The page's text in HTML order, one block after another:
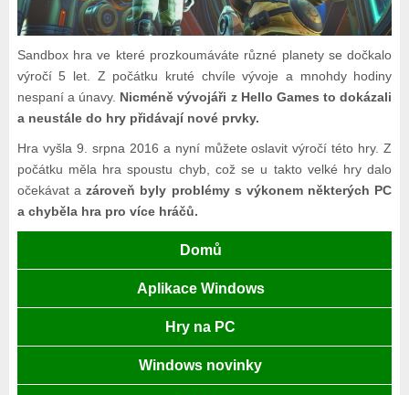
Sandbox hra ve které prozkoumáváte různé planety se dočkalo
výročí 5 let. Z počátku kruté chvíle vývoje a mnohdy hodiny
nespaní a únavy. Nicméně vývojáři z Hello Games to dokázali
a neustále do hry přidávají nové prvky.
Hra vyšla 9. srpna 2016 a nyní můžete oslavit výročí této hry. Z
počátku měla hra spoustu chyb, což se u takto velké hry dalo
očekávat azároveň byly problémy s výkonem některých PC
a chyběla hra pro více hráčů.
Domů
Aplikace Windows
Hry na PC
Windows novinky